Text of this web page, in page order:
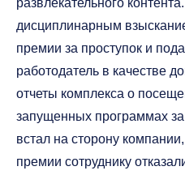
развлекательного
дисциплинарным
премии за проступок и
работодатель в качестве
отчеты комплекса о
запущенных программах
встал на сторону
премии сотруднику